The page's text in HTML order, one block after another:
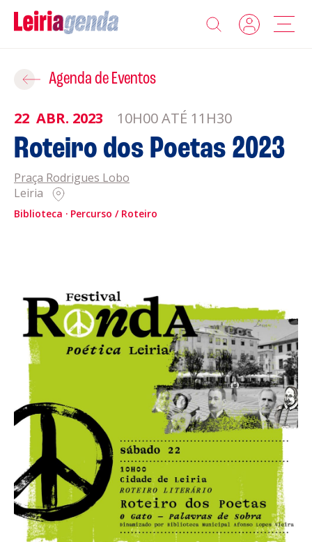
Agenda
Sobre a Leiriagenda
Promotores
Clubes Desportivos
Política de Cookies
Acompanhe a Leiria Agenda
CULTURA
DESPORTO
Agenda de Eventos
22 ABR. 2023 10H00 ATÉ 11H30
Roteiro dos Poetas 2023
Praça Rodrigues Lobo
Leiria
Biblioteca Percurso / Roteiro
Adicionar ao Roteiro
ROTEIROS EXISTENTES
CRIAR NOVO